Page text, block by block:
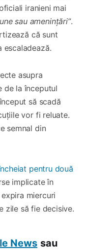
iranieni mai
sau amenințări”.
că sunt
escaladează.
asupra
de la începutul
să scadă
vor fi reluate.
semnal din
pentru două
implicate în
miercuri
zile să fie decisive.
News sau